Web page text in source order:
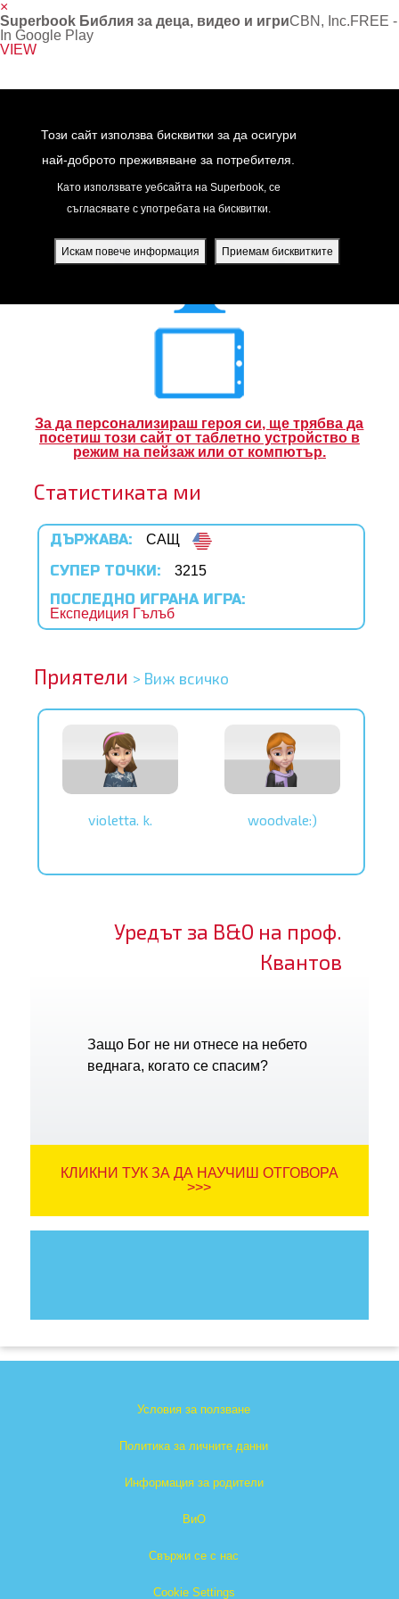
×
Superbook Библия за деца, видео и игриCBN, Inc.FREE -
In Google Play
VIEW
Този сайт използва бисквитки за да осигури
най-доброто преживяване за потребителя.
Като използвате уебсайта на Superbook, се
съгласявате с употребата на бисквитки.
Искам повече информация Приемам бисквитките
Superbook приложение
За да персонализираш героя си, ще трябва да
посетиш този сайт от таблетно устройство в
режим на пейзаж или от компютър.
Статистиката ми
ДЪРЖАВА: САЩ
СУПЕР ТОЧКИ: 3215
ПОСЛЕДНО ИГРАНА ИГРА:
Експедиция Гълъб
Приятели > Виж всичко
violetta. k. woodvale:)
Уредът за В&О на проф.
Квантов
Защо Бог не ни отнесе на небето
веднага, когато се спасим?
КЛИКНИ ТУК ЗА ДА НАУЧИШ ОТГОВОРА
>>>
Условия за ползване
Политика за личните данни
Информация за родители
ВиО
Свържи се с нас
Cookie Settings